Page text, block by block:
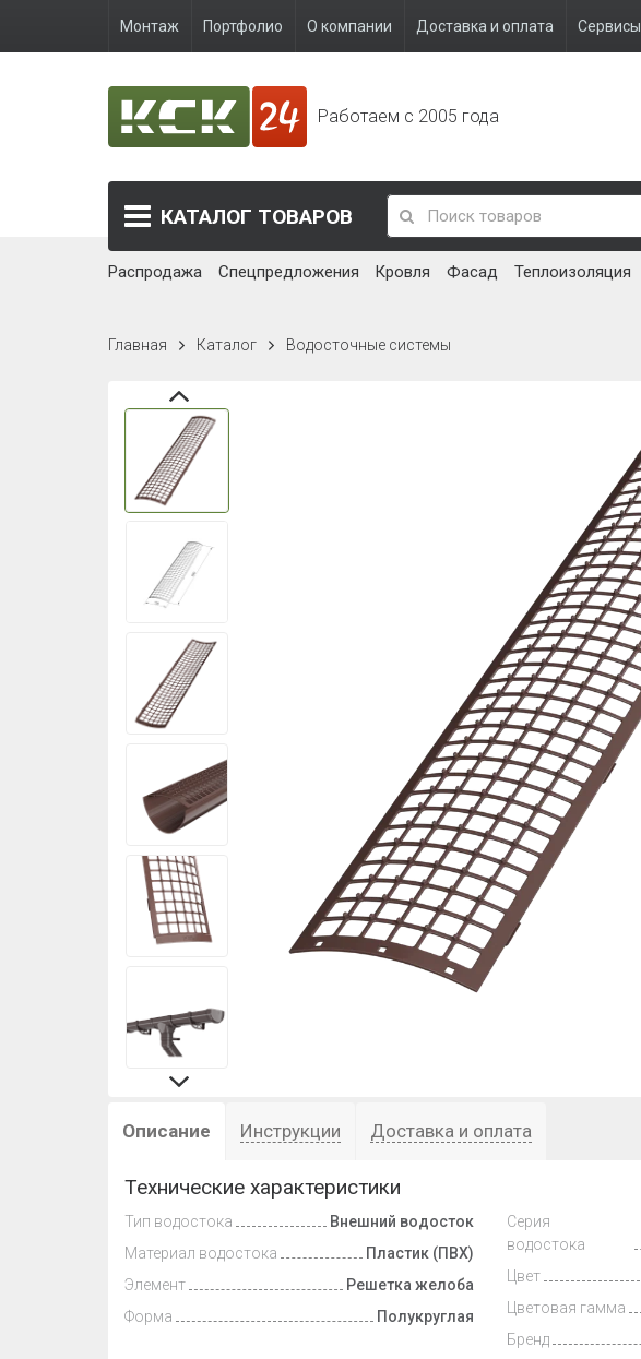
Монтаж Портфолио О компании Доставка и оплата Сервисы
Работаем с 2005 года
КАТАЛОГ ТОВАРОВ
Распродажа Спецпредложения Кровля Фасад Теплоизоляция
Главная Каталог Водосточные системы
Описание Инструкции Доставка и оплата
Технические характеристики
Тип водостока
Внешний водосток
Материал водостока
Пластик (ПВХ)
Элемент
Решетка желоба
Форма
Полукруглая
Серия
водостока
Цвет
Цветовая гамма
Бренд